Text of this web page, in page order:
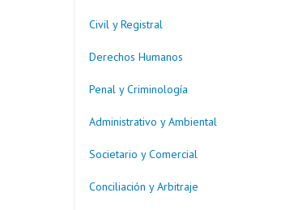
Civil y Registral
Derechos Humanos
Penal y Criminología
Administrativo y Ambiental
Societario y Comercial
Conciliación y Arbitraje